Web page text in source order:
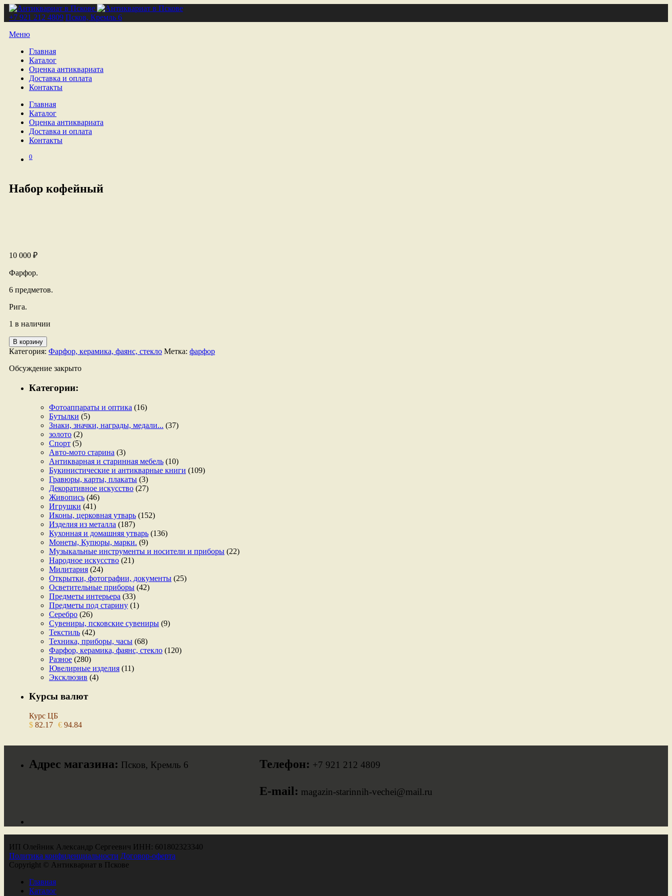
+7 921 212 4809 Псков, Кремль 6
Меню
Главная
Каталог
Оценка антиквариата
Доставка и оплата
Контакты
Главная
Каталог
Оценка антиквариата
Доставка и оплата
Контакты
0
Набор кофейный
10 000 ₽
Фарфор.
6 предметов.
Рига.
1 в наличии
Количество
товара
кофейный
В корзину
Категория: Фарфор, керамика, фаянс, стекло Метка: фарфор
Обсуждение закрыто
Категории:
Фотоаппараты и оптика (16)
Бутылки (5)
Знаки, значки, награды, медали... (37)
золото (2)
Спорт (5)
Авто-мото старина (3)
Антикварная и старинная мебель (10)
Букинистические и антикварные книги (109)
Гравюры, карты, плакаты (3)
Декоративное искусство (27)
Живопись (46)
Игрушки (41)
Иконы, церковная утварь (152)
Изделия из металла (187)
Кухонная и домашняя утварь (136)
Монеты, Купюры, марки. (9)
Музыкальные инструменты и носители и приборы (22)
Народное искусство (21)
Милитария (24)
Открытки, фотографии, документы (25)
Осветительные приборы (42)
Предметы интерьера (33)
Предметы под старину (1)
Серебро (26)
Сувениры, псковские сувениры (9)
Текстиль (42)
Техника, приборы, часы (68)
Фарфор, керамика, фаянс, стекло (120)
Разное (280)
Ювелирные изделия (11)
Эксклюзив (4)
Курсы валют
Курс ЦБ
$ 82.17 € 94.84
Адрес магазина: Псков, Кремль 6 Телефон: +7 921 212 4809
E-mail: magazin-starinnih-vechei@mail.ru
ИП Олейник Александр Сергеевич ИНН: 601802323340
Политика конфиденциальности Договор-оферта
Copyright © Антиквариат в Пскове
Главная
Каталог